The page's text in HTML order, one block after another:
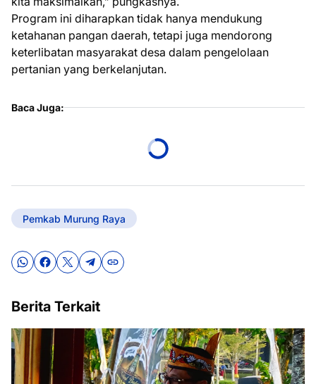
Program ini diharapkan tidak hanya mendukung
ketahanan pangan daerah, tetapi juga mendorong
keterlibatan masyarakat desa dalam pengelolaan
pertanian yang berkelanjutan.
Baca Juga:
Pemkab Murung Raya
Berita Terkait